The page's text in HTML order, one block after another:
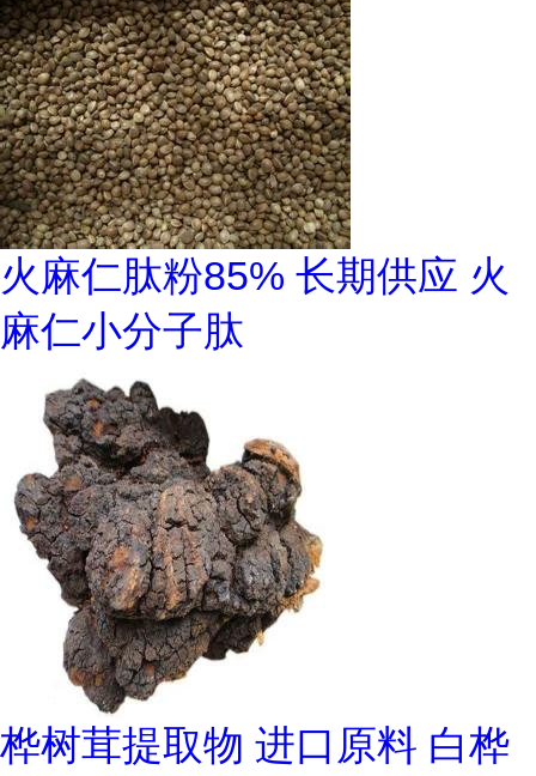
火麻仁肽粉85% 长期供应 火
麻仁小分子肽
桦树茸提取物 进口原料 白桦